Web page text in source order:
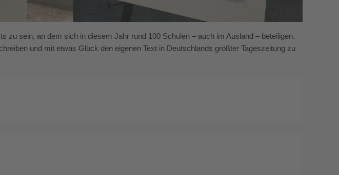
zu sein, an dem sich in diesem Jahr rund 100 Schulen – auch im Ausland – beteiligen.
und mit etwas Glück den eigenen Text in Deutschlands größter Tageszeitung zu